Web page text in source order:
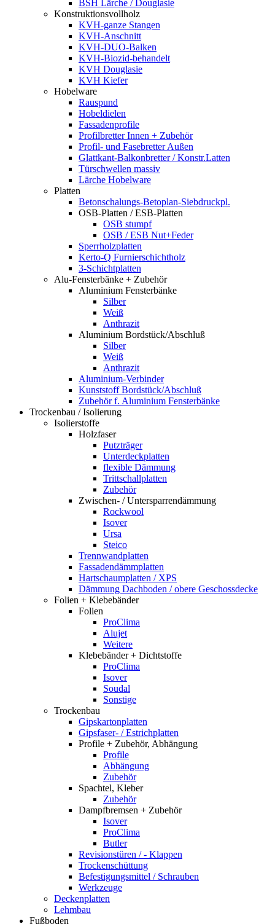
BSH Lärche / Douglasie
Konstruktionsvollholz
KVH-ganze Stangen
KVH-Anschnitt
KVH-DUO-Balken
KVH-Biozid-behandelt
KVH Douglasie
KVH Kiefer
Hobelware
Rauspund
Hobeldielen
Fassadenprofile
Profilbretter Innen + Zubehör
Profil- und Fasebretter Außen
Glattkant-Balkonbretter / Konstr.Latten
Türschwellen massiv
Lärche Hobelware
Platten
Betonschalungs-Betoplan-Siebdruckpl.
OSB-Platten / ESB-Platten
OSB stumpf
OSB / ESB Nut+Feder
Sperrholzplatten
Kerto-Q Furnierschichtholz
3-Schichtplatten
Alu-Fensterbänke + Zubehör
Aluminium Fensterbänke
Silber
Weiß
Anthrazit
Aluminium Bordstück/Abschluß
Silber
Weiß
Anthrazit
Aluminium-Verbinder
Kunststoff Bordstück/Abschluß
Zubehör f. Aluminium Fensterbänke
Trockenbau / Isolierung
Isolierstoffe
Holzfaser
Putzträger
Unterdeckplatten
flexible Dämmung
Trittschallplatten
Zubehör
Zwischen- / Untersparrendämmung
Rockwool
Isover
Ursa
Steico
Trennwandplatten
Fassadendämmplatten
Hartschaumplatten / XPS
Dämmung Dachboden / obere Geschossdecke
Folien + Klebebänder
Folien
ProClima
Alujet
Weitere
Klebebänder + Dichtstoffe
ProClima
Isover
Soudal
Sonstige
Trockenbau
Gipskartonplatten
Gipsfaser- / Estrichplatten
Profile + Zubehör, Abhängung
Profile
Abhängung
Zubehör
Spachtel, Kleber
Zubehör
Dampfbremsen + Zubehör
Isover
ProClima
Butler
Revisionstüren / - Klappen
Trockenschüttung
Befestigungsmittel / Schrauben
Werkzeuge
Deckenplatten
Lehmbau
Fußboden